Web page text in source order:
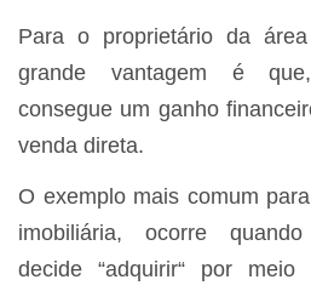
Para o proprietário da
grande vantagem é
consegue um ganho
venda direta.
O exemplo mais comum
imobiliária, ocorre
decide “adquirir“ por